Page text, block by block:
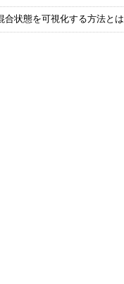
合状態を可視化する方法とは